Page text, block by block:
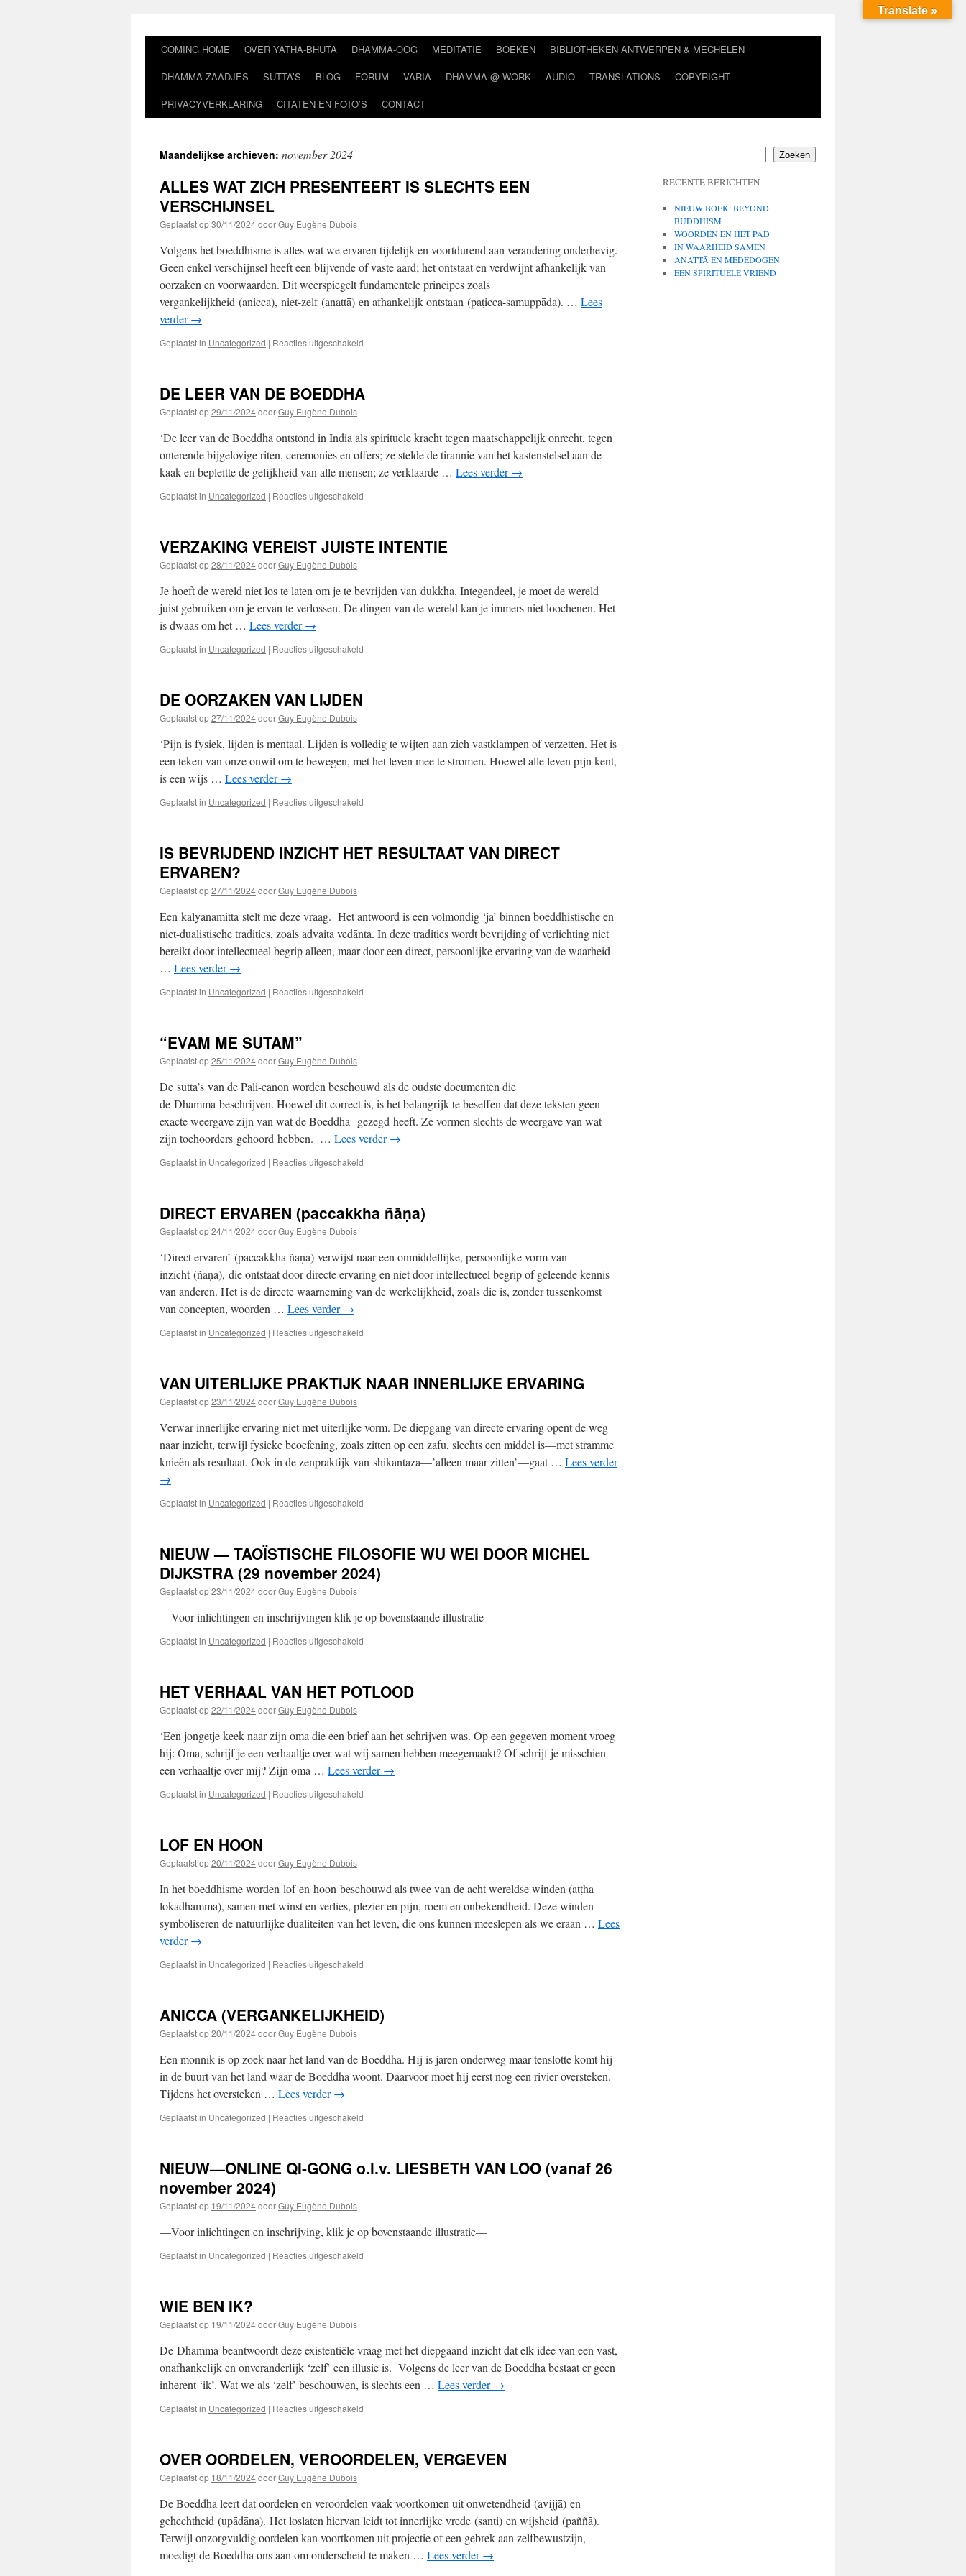
COMING HOME OVER YATHA-BHUTA DHAMMA-OOG MEDITATIE BOEKEN
BIBLIOTHEKEN ANTWERPEN & MECHELEN
DHAMMA-ZAADJES
SUTTA’S BLOG FORUM VARIA DHAMMA @ WORK AUDIO TRANSLATIONS
COPYRIGHT
PRIVACYVERKLARING
CITATEN EN FOTO’S CONTACT
Maandelijkse archieven: november 2024
ALLES WAT ZICH PRESENTEERT IS SLECHTS EEN
VERSCHIJNSEL
Geplaatst op30/11/2024doorGuy Eugène Dubois
Volgens het boeddhisme is alles wat we ervaren tijdelijk en voortdurend aan verandering onderhevig.
Geen enkel verschijnsel heeft een blijvende of vaste aard; het ontstaat en verdwijnt afhankelijk van
oorzaken en voorwaarden. Dit weerspiegelt fundamentele principes zoals
vergankelijkheid (anicca), niet-zelf (anattā) en afhankelijk ontstaan (paṭicca-samuppāda). … Lees
verder→
Geplaatst in Uncategorized | Reacties uitgeschakeld
PRESENTEERT
VERSCHIJNSEL
DE LEER VAN DE BOEDDHA
Geplaatst op29/11/2024doorGuy Eugène Dubois
‘De leer van de Boeddha ontstond in India als spirituele kracht tegen maatschappelijk onrecht, tegen
onterende bijgelovige riten, ceremonies en offers; ze stelde de tirannie van het kastenstelsel aan de
kaak en bepleitte de gelijkheid van alle mensen; ze verklaarde … Lees verder→
Geplaatst in Uncategorized | Reacties uitgeschakeld
DE
VERZAKING VEREIST JUISTE INTENTIE
Geplaatst op28/11/2024doorGuy Eugène Dubois
Je hoeft de wereld niet los te laten om je te bevrijden van dukkha. Integendeel, je moet de wereld
juist gebruiken om je ervan te verlossen. De dingen van de wereld kan je immers niet loochenen. Het
is dwaas om het … Lees verder→
Geplaatst in Uncategorized | Reacties uitgeschakeld
DE OORZAKEN VAN LIJDEN
Geplaatst op27/11/2024doorGuy Eugène Dubois
‘Pijn is fysiek, lijden is mentaal. Lijden is volledig te wijten aan zich vastklampen of verzetten. Het is
een teken van onze onwil om te bewegen, met het leven mee te stromen. Hoewel alle leven pijn kent,
is een wijs … Lees verder→
Geplaatst in Uncategorized | Reacties uitgeschakeld
LIJDEN
IS BEVRIJDEND INZICHT HET RESULTAAT VAN DIRECT
ERVAREN?
Geplaatst op27/11/2024doorGuy Eugène Dubois
Een kalyanamitta stelt me deze vraag. Het antwoord is een volmondig ‘ja’ binnen boeddhistische en
niet-dualistische tradities, zoals advaita vedānta. In deze tradities wordt bevrijding of verlichting niet
bereikt door intellectueel begrip alleen, maar door een direct, persoonlijke ervaring van de waarheid
… Lees verder→
Geplaatst in Uncategorized | Reacties uitgeschakeld
DIRECT
ERVAREN?
“EVAM ME SUTAṀ”
Geplaatst op25/11/2024doorGuy Eugène Dubois
De sutta’s van de Pali-canon worden beschouwd als de oudste documenten die
de Dhamma beschrijven. Hoewel dit correct is, is het belangrijk te beseffen dat deze teksten geen
exacte weergave zijn van wat de Boeddha gezegd heeft. Ze vormen slechts de weergave van wat
zijn toehoorders gehoord hebben. … Lees verder→
Geplaatst in Uncategorized | Reacties uitgeschakeld
DIRECT ERVAREN (paccakkha ñāṇa)
Geplaatst op24/11/2024doorGuy Eugène Dubois
‘Direct ervaren’ (paccakkha ñāṇa) verwijst naar een onmiddellijke, persoonlijke vorm van
inzicht (ñāṇa), die ontstaat door directe ervaring en niet door intellectueel begrip of geleende kennis
van anderen. Het is de directe waarneming van de werkelijkheid, zoals die is, zonder tussenkomst
van concepten, woorden … Lees verder→
Geplaatst in Uncategorized | Reacties uitgeschakeld
ñāṇa)
VAN UITERLIJKE PRAKTIJK NAAR INNERLIJKE ERVARING
Geplaatst op23/11/2024doorGuy Eugène Dubois
Verwar innerlijke ervaring niet met uiterlijke vorm. De diepgang van directe ervaring opent de weg
naar inzicht, terwijl fysieke beoefening, zoals zitten op een zafu, slechts een middel is—met stramme
knieën als resultaat. Ook in de zenpraktijk van shikantaza—’alleen maar zitten’—gaat … Lees verder
→
Geplaatst in Uncategorized | Reacties uitgeschakeld
NAAR
INNERLIJKE
ERVARING
NIEUW — TAOÏSTISCHE FILOSOFIE WU WEI DOOR MICHEL
DIJKSTRA (29 november 2024)
Geplaatst op23/11/2024doorGuy Eugène Dubois
—Voor inlichtingen en inschrijvingen klik je op bovenstaande illustratie—
Geplaatst in Uncategorized | Reacties uitgeschakeld
FILOSOFIE
DOOR
MICHEL
DIJKSTRA
(29
HET VERHAAL VAN HET POTLOOD
Geplaatst op22/11/2024doorGuy Eugène Dubois
‘Een jongetje keek naar zijn oma die een brief aan het schrijven was. Op een gegeven moment vroeg
hij: Oma, schrijf je een verhaaltje over wat wij samen hebben meegemaakt? Of schrijf je misschien
een verhaaltje over mij? Zijn oma … Lees verder→
Geplaatst in Uncategorized | Reacties uitgeschakeld
LOF EN HOON
Geplaatst op20/11/2024doorGuy Eugène Dubois
In het boeddhisme worden lof en hoon beschouwd als twee van de acht wereldse winden (aṭṭha
lokadhammā), samen met winst en verlies, plezier en pijn, roem en onbekendheid. Deze winden
symboliseren de natuurlijke dualiteiten van het leven, die ons kunnen meeslepen als we eraan … Lees
verder→
Geplaatst in Uncategorized | Reacties uitgeschakeld
ANICCA (VERGANKELIJKHEID)
Geplaatst op20/11/2024doorGuy Eugène Dubois
Een monnik is op zoek naar het land van de Boeddha. Hij is jaren onderweg maar tenslotte komt hij
in de buurt van het land waar de Boeddha woont. Daarvoor moet hij eerst nog een rivier oversteken.
Tijdens het oversteken … Lees verder→
Geplaatst in Uncategorized | Reacties uitgeschakeld
NIEUW—ONLINE QI-GONG o.l.v. LIESBETH VAN LOO (vanaf 26
november 2024)
Geplaatst op 19/11/2024doorGuy Eugène Dubois
—Voor inlichtingen en inschrijving, klik je op bovenstaande illustratie—
Geplaatst in Uncategorized | Reacties uitgeschakeld
LIESBETH
VAN
LOO
(vanaf
WIE BEN IK?
Geplaatst op 19/11/2024doorGuy Eugène Dubois
De Dhamma beantwoordt deze existentiële vraag met het diepgaand inzicht dat elk idee van een vast,
onafhankelijk en onveranderlijk ‘zelf’ een illusie is. Volgens de leer van de Boeddha bestaat er geen
inherent ‘ik’. Wat we als ‘zelf’ beschouwen, is slechts een … Lees verder→
Geplaatst in Uncategorized | Reacties uitgeschakeld
OVER OORDELEN, VEROORDELEN, VERGEVEN
Geplaatst op 18/11/2024doorGuy Eugène Dubois
De Boeddha leert dat oordelen en veroordelen vaak voortkomen uit onwetendheid (avijjā) en
gehechtheid (upādāna). Het loslaten hiervan leidt tot innerlijke vrede (santi) en wijsheid (paññā).
Terwijl onzorgvuldig oordelen kan voortkomen uit projectie of een gebrek aan zelfbewustzijn,
moedigt de Boeddha ons aan om onderscheid te maken … Lees verder→
Zoeken
RECENTE BERICHTEN
NIEUW BOEK: BEYOND
BUDDHISM
WOORDEN EN HET PAD
IN WAARHEID SAMEN
ANATTĀ EN MEDEDOGEN
EEN SPIRITUELE VRIEND
Translate »